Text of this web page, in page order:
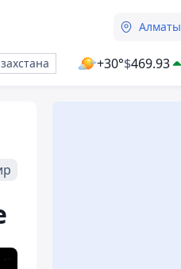
Алматы
+30°$469.93